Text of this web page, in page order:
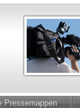
Pressemappen